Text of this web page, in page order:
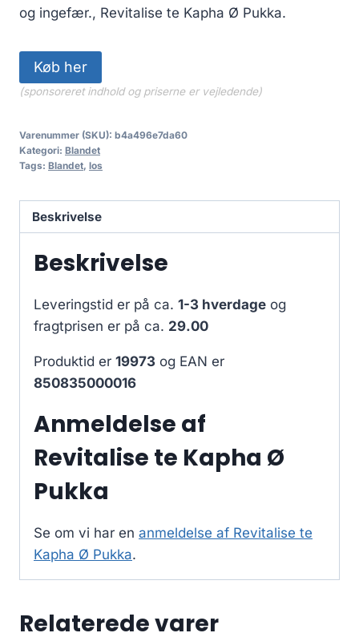
og ingefær., Revitalise te Kapha Ø Pukka.
Køb her
(sponsoreret indhold og priserne er vejledende)
Varenummer (SKU): b4a496e7da60
Kategori: Blandet
Tags: Blandet, los
Beskrivelse
Beskrivelse
Leveringstid er på ca. 1-3 hverdage og
fragtprisen er på ca. 29.00
Produktid er 19973 og EAN er
850835000016
Anmeldelse af
Revitalise te Kapha Ø
Pukka
Se om vi har en anmeldelse af Revitalise te
Kapha Ø Pukka.
Relaterede varer